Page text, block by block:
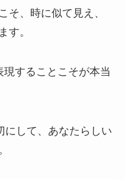
そ、時に似て見え、
す。
することこそが本当
にして、あなたらしい